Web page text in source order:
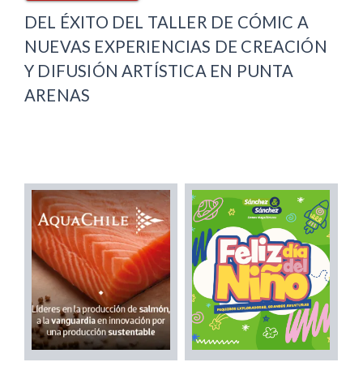
DEL ÉXITO DEL TALLER DE CÓMIC A
NUEVAS EXPERIENCIAS DE CREACIÓN
Y DIFUSIÓN ARTÍSTICA EN PUNTA
ARENAS